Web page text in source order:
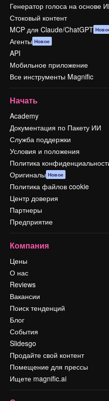
Генератор голоса на основе
Стоковый контент
MCP для Claude/ChatGPT
Агенты Новое
API
Мобильное приложение
Все инструменты Magnific
Начать
Academy
Документация по Пакету ИИ
Служба поддержки
Условия и положения
Политика
Оригиналы Новое
Политика файлов cookie
Центр доверия
Партнеры
Предприятие
Компания
Цены
О нас
Reviews
Вакансии
Поиск тенденций
Блог
События
Slidesgo
Продайте свой контент
Помещение для прессы
Ищете magnific.ai